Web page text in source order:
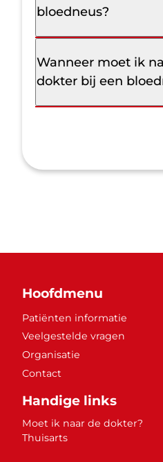
bloedneus?
Wanneer moet ik
dokter bij een
Hoofdmenu
Patiënten informatie
Veelgestelde vragen
Organisatie
Contact
Handige links
Moet ik naar de dokter?
Thuisarts